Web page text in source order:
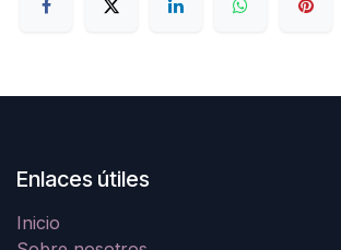
Enlaces útiles
Inicio